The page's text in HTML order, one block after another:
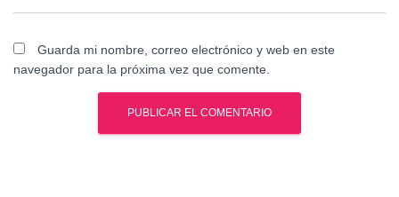
Guarda mi nombre, correo electrónico y web en este
navegador para la próxima vez que comente.